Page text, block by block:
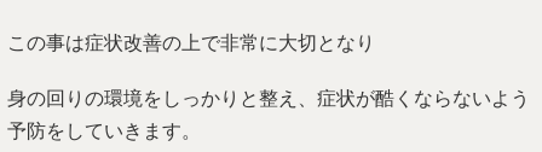
この事は症状改善の上で非常に大切となり
身の回りの環境をしっかりと整え、症状が酷くならないよう
予防をしていきます。